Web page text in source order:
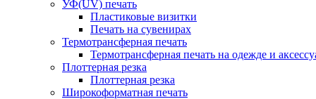
УФ(UV) печать
Пластиковые визитки
Печать на сувенирах
Термотрансферная печать
Термотрансферная печать на одежде и
Плоттерная резка
Плоттерная резка
Широкоформатная печать